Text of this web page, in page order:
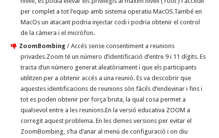
per complet a tot l’equip amb sistema operatiu MacOS.També en
MacOs un atacant podria injectar codi i podria obtenir el control
de la càmera i el micròfon.
ZoomBombing / Accés sense consentiment a reunions
privades.Zoom té un número d’identificació d’entre 9 i 11 dígits. Es
tracta d’un número generat aleatòriament i que els participants
utilitzen per a obtenir accés a una reunió. Es va descobrir que
aquestes identificacions de reunions són fàcils d’endevinar i fins i
tot es poden obtenir per força bruta, la qual cosa permet a
qualsevol entre a les reunions.En la versió educativa ZOOM a
corregit aquest problema. En les demes versions per evitar el
ZoomBombing, s’ha d’anar al menú de configuració i on diu